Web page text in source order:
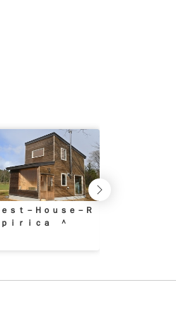
ｓｔ－Ｈｏｕｓｅ－Ｒ
ｐｉｒｉｃａ ＾